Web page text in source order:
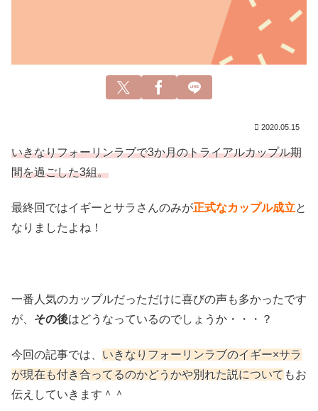
2020.05.15
いきなりフォーリンラブで3か月のトライアルカップル期
間を過ごした3組。
最終回ではイギーとサラさんのみが正式なカップル成立と
なりましたよね！
一番人気のカップルだっただけに喜びの声も多かったです
が、 その後はどうなっているのでしょうか・・・？
今回の記事では、 いきなりフォーリンラブのイギー×サラ
が現在も付き合ってるのかどうかや別れた説について もお
伝えしていきます＾＾